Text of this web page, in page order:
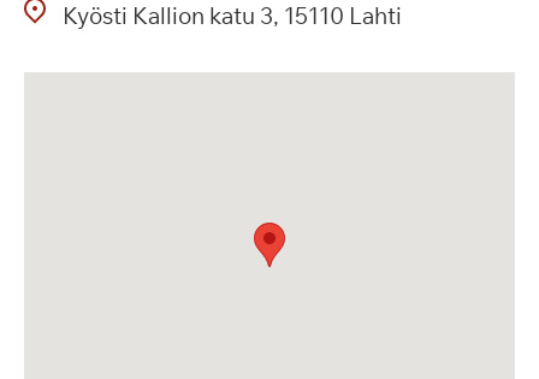
Kyösti Kallion katu 3 15110 Lahti